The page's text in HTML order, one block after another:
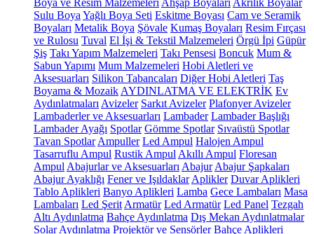
Boya ve Resim Malzemeleri Ahşap Boyaları Akrilik Boyalar
Sulu Boya Yağlı Boya Seti Eskitme Boyası Cam ve Seramik
Boyaları Metalik Boya Şövale Kumaş Boyaları Resim Fırçası
ve Rulosu Tuval El İşi & Tekstil Malzemeleri Örgü İpi Güpür
Şiş Takı Yapım Malzemeleri Takı Pensesi Boncuk Mum &
Sabun Yapımı Mum Malzemeleri Hobi Aletleri ve
Aksesuarları Silikon Tabancaları Diğer Hobi Aletleri Taş
Boyama & Mozaik AYDINLATMA VE ELEKTRİK Ev
Aydınlatmaları Avizeler Sarkıt Avizeler Plafonyer Avizeler
Lambaderler ve Aksesuarları Lambader Lambader Başlığı
Lambader Ayağı Spotlar Gömme Spotlar Sıvaüstü Spotlar
Tavan Spotlar Ampuller Led Ampul Halojen Ampul
Tasarruflu Ampul Rustik Ampul Akıllı Ampul Floresan
Ampul Abajurlar ve Aksesuarları Abajur Abajur Şapkaları
Abajur Ayaklığı Fener ve Işıldaklar Aplikler Duvar Aplikleri
Tablo Aplikleri Banyo Aplikleri Lamba Gece Lambaları Masa
Lambaları Led Şerit Armatür Led Armatür Led Panel Tezgah
Altı Aydınlatma Bahçe Aydınlatma Dış Mekan Aydınlatmalar
Solar Aydınlatma Projektör ve Sensörler Bahçe Aplikleri